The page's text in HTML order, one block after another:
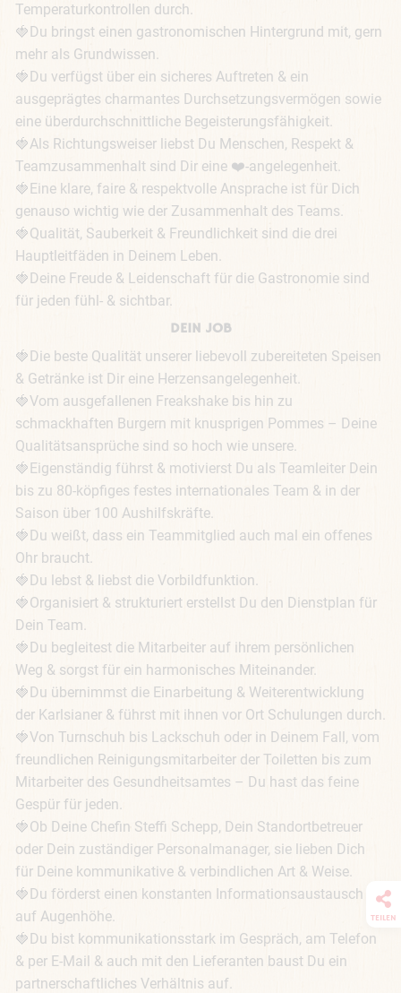
Temperaturkontrollen durch.
🍓Du bringst einen gastronomischen Hintergrund mit, gern
mehr als Grundwissen.
🍓Du verfügst über ein sicheres Auftreten & ein
ausgeprägtes charmantes Durchsetzungsvermögen sowie
eine überdurchschnittliche Begeisterungsfähigkeit.
🍓Als Richtungsweiser liebst Du Menschen, Respekt &
Teamzusammenhalt sind Dir eine ❤️-angelegenheit.
🍓Eine klare, faire & respektvolle Ansprache ist für Dich
genauso wichtig wie der Zusammenhalt des Teams.
🍓Qualität, Sauberkeit & Freundlichkeit sind die drei
Hauptleitfäden in Deinem Leben.
🍓Deine Freude & Leidenschaft für die Gastronomie sind
für jeden fühl- & sichtbar.
DEIN JOB
🍓Die beste Qualität unserer liebevoll zubereiteten Speisen
& Getränke ist Dir eine Herzensangelegenheit.
🍓Vom ausgefallenen Freakshake bis hin zu
schmackhaften Burgern mit knusprigen Pommes – Deine
Qualitätsansprüche sind so hoch wie unsere.
🍓Eigenständig führst & motivierst Du als Teamleiter Dein
bis zu 80-köpfiges festes internationales Team & in der
Saison über 100 Aushilfskräfte.
🍓Du weißt, dass ein Teammitglied auch mal ein offenes
Ohr braucht.
🍓Du lebst & liebst die Vorbildfunktion.
🍓Organisiert & strukturiert erstellst Du den Dienstplan für
Dein Team.
🍓Du begleitest die Mitarbeiter auf ihrem persönlichen
Weg & sorgst für ein harmonisches Miteinander.
🍓Du übernimmst die Einarbeitung & Weiterentwicklung
der Karlsianer & führst mit ihnen vor Ort Schulungen durch.
🍓Von Turnschuh bis Lackschuh oder in Deinem Fall, vom
freundlichen Reinigungsmitarbeiter der Toiletten bis zum
Mitarbeiter des Gesundheitsamtes – Du hast das feine
Gespür für jeden.
🍓Ob Deine Chefin Steffi Schepp, Dein Standortbetreuer
oder Dein zuständiger Personalmanager, sie lieben Dich
für Deine kommunikative & verbindlichen Art & Weise.
🍓Du förderst einen konstanten Informationsaustausch
auf Augenhöhe.
🍓Du bist kommunikationsstark im Gespräch, am Telefon
& per E-Mail & auch mit den Lieferanten baust Du ein
partnerschaftliches Verhältnis auf.
TEILEN